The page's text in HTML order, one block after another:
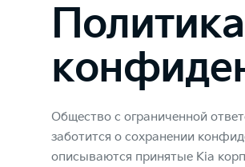
Политика
Общество с ограниченной
заботится о сохранении
описываются принятые Kia